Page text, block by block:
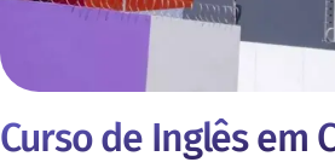
Curso de Inglês em